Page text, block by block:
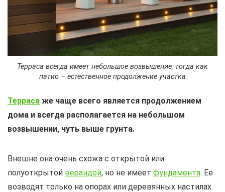
Терраса всегда имеет небольшое возвышение, тогда как
патио – естественное продолжение участка
Терраса же чаще всего является продолжением
дома и всегда располагается на небольшом
возвышении, чуть выше грунта.
Внешне она очень схожа с открытой или
полуоткрытой верандой, но не имеет фундамента. Ее
возводят только на опорах или деревянных настилах.